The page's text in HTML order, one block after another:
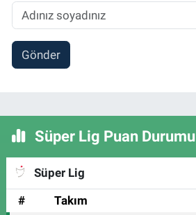
Gönder
Süper Lig Puan Durumu
Süper Lig
#
Takım